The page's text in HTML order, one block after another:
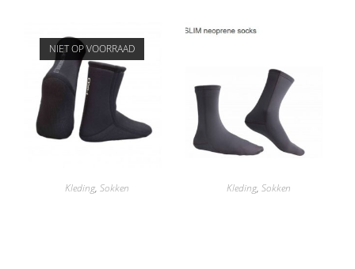
NIET OP VOORRAAD
Kleding, Sokken Kleding, Sokken